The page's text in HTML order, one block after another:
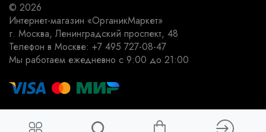
© 2026
Интернет-магазин «ОрганикМаркет»
г. Москва, Ленинградский проспект, 48
Телефон в Москве: +7 495 727-08-47
Мы работаем ежедневно с 9:00 до 21:00